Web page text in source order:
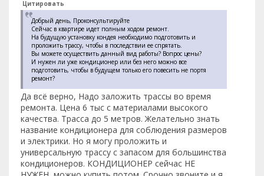
Цитировать
Добрый день, Проконсультируйте
Сейчас в квартире идет полным ходом ремонт.
На будущую установку кондея необходимо подготовить и
проложить трассу, чтобы в последствии ее спрятать.
Вы можете осуществить данный вид работы? Вопрос цены?
И нужен ли уже кондиционер или без него можно все
подготовить, чтобы в будущем только его повесить не портя
ремонт?
Да всё верно, Надо заложить трассы во время
ремонта. Цена 6 тыс с материалами высокого
качества. Трасса до 5 метров. Желательно знать
название кондиционера для соблюдения размеров
и электрики. Но я могу проложить и
универсальную трассу с запасом для большинства
кондиционеров. КОНДИЦИОНЕР сейчас НЕ